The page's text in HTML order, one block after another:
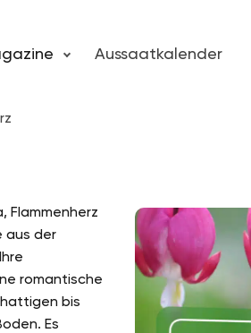
Aussaatkalender
Flammenherz
aus der
romantische
bis
Es